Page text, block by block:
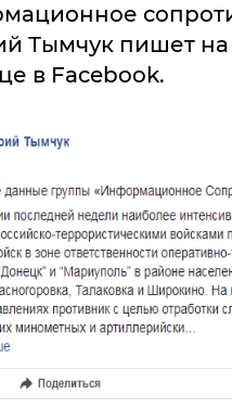
Тымчук пишет на
в Facebook.